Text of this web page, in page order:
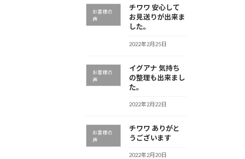
お客様の
声
チワワ 安心して
お見送りが出来ま
した。
2022年2月25日
お客様の
声
イグアナ 気持ち
の整理も出来まし
た。
2022年2月22日
お客様の
声
チワワ ありがと
うございます
2022年2月20日